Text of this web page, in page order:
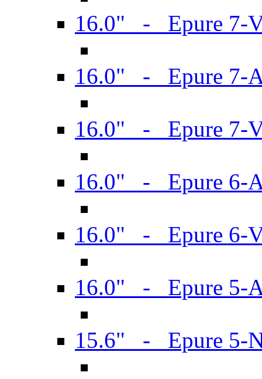
16.0" - Epure 7-
16.0" - Epure 7-
16.0" - Epure 7-
16.0" - Epure 6-
16.0" - Epure 6-
16.0" - Epure 5-
15.6" - Epure 5-